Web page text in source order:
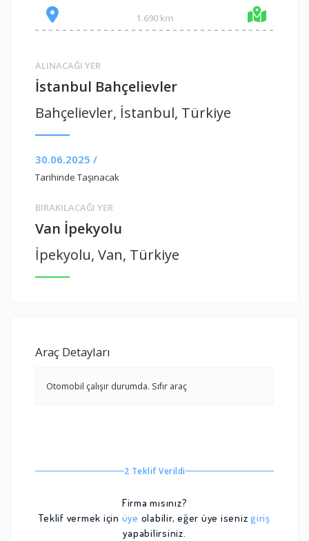
1.690 km
ALINACAĞI YER
İstanbul Bahçelievler
Bahçelievler, İstanbul, Türkiye
30.06.2025 /
Tarihinde Taşınacak
BIRAKILACAĞI YER
Van İpekyolu
İpekyolu, Van, Türkiye
Araç Detayları
Otomobil çalışır durumda. Sıfır araç
2 Teklif Verildi
Firma mısınız?
Teklif vermek için üye olabilir, eğer üye iseniz giriş
yapabilirsiniz.